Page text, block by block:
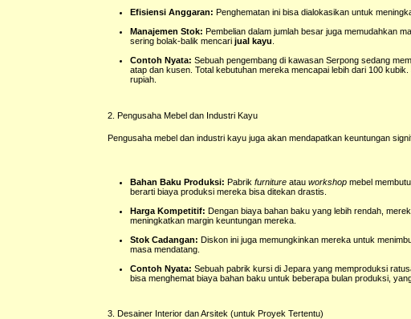
Efisiensi Anggaran: Penghematan ini bisa dialokasikan untuk
Manajemen Stok: Pembelian dalam jumlah besar juga memudahkan
sering bolak-balik mencarijual kayu
Contoh Nyata: Sebuah pengembang di kawasan Serpong sedang
atap dan kusen. Total kebutuhan mereka mencapai lebih dari 100
rupiah.
2. Pengusaha Mebel dan Industri Kayu
Pengusaha mebel dan industri kayu juga akan mendapatkan keuntungan
Bahan Baku Produksi: Pabrikfurniture atauworkshop mebel
berarti biaya produksi mereka bisa ditekan drastis.
Harga Kompetitif: Dengan biaya bahan baku yang lebih rendah,
meningkatkan margin keuntungan mereka.
Stok Cadangan: Diskon ini juga memungkinkan mereka untuk
masa mendatang.
Contoh Nyata: Sebuah pabrik kursi di Jepara yang memproduksi
bisa menghemat biaya bahan baku untuk beberapa bulan produksi,
3. Desainer Interior dan Arsitek (untuk Proyek Tertentu)